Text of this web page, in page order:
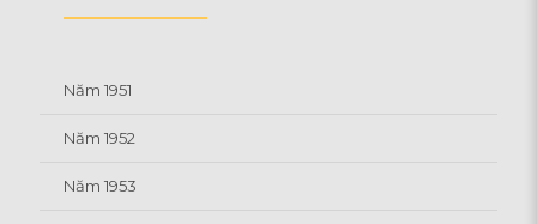
Năm 1951
Năm 1952
Năm 1953